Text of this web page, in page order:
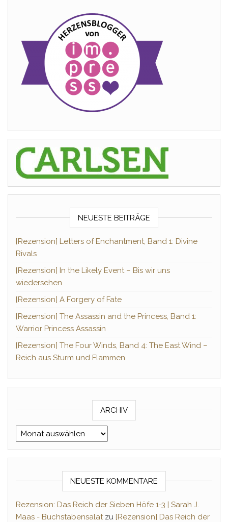
NEUESTE BEITRÄGE
[Rezension] Letters of Enchantment, Band 1: Divine
Rivals
[Rezension] In the Likely Event – Bis wir uns
wiedersehen
[Rezension] A Forgery of Fate
[Rezension] The Assassin and the Princess, Band 1:
Warrior Princess Assassin
[Rezension] The Four Winds, Band 4: The East Wind –
Reich aus Sturm und Flammen
ARCHIV
Archiv
NEUESTE KOMMENTARE
Rezension: Das Reich der Sieben Höfe 1-3 | Sarah J.
Maas - Buchstabensalatzu [Rezension] Das Reich der